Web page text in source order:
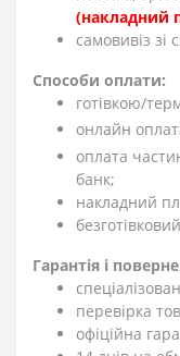
(накладний
cамовивіз зі
Способи оплати:
готівкою/
онлайн
оплата
банк;
накладний
Гарантія і
перевірка
офіційна